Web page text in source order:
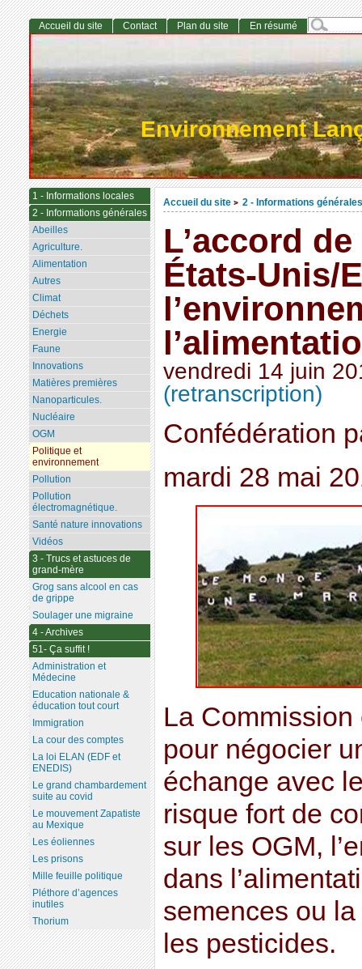
Environnement
Accueil du site > 2 - Informations générales
L’accord
États-Unis/
vendredi 14 juin
(retranscription)
Confédération
mardi 28 mai
La
pour négocier
échange avec
risque fort de
sur les OGM,
dans
semences ou
les pesticides.
Accueil du site Contact Plan du site En résumé
1 - Informations locales
2 - Informations générales
Abeilles
Agriculture.
Alimentation
Autres
Climat
Déchets
Energie
Faune
Innovations
Matières premières
Nanoparticules.
Nucléaire
OGM
Politique et
environnement
Pollution
Pollution
électromagnétique.
Santé nature innovations
Vidéos
3 - Trucs et astuces de
grand-mère
Grog sans alcool en cas
de grippe
Soulager une migraine
4 - Archives
51- Ça suffit !
Administration et
Médecine
Education nationale &
éducation tout court
Immigration
La cour des comptes
La loi ELAN (EDF et
ENEDIS)
Le grand chambardement
suite au covid
Le mouvement Zapatiste
au Mexique
Les éoliennes
Les prisons
Mille feuille politique
Pléthore d’agences
inutiles
Thorium